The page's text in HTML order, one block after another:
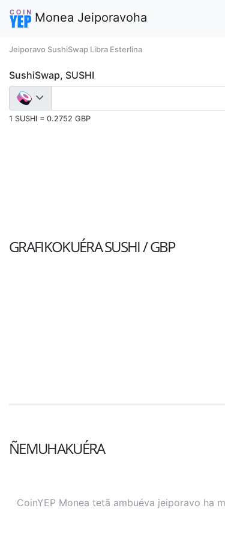
Monea Jeiporavoha
Jeiporavo SushiSwap Libra Esterlina
SushiSwap, SUSHI
1 SUSHI = 0.2752 GBP
GRAFIKOKUÉRASUSHI / GBP
ÑEMUHAKUÉRA
CoinYEP Monea tetã ambuéva jeiporavo ha